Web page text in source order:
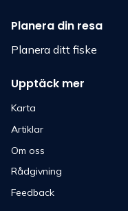
Planera din resa
Planera ditt fiske
Upptäck mer
Karta
Artiklar
Om oss
Rådgivning
Feedback